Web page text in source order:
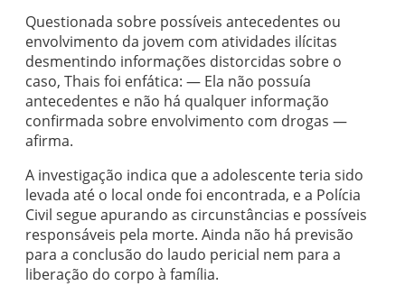
Questionada sobre possíveis antecedentes ou
envolvimento da jovem com atividades ilícitas
desmentindo informações distorcidas sobre o
caso, Thais foi enfática: — Ela não possuía
antecedentes e não há qualquer informação
confirmada sobre envolvimento com drogas —
afirma.
A investigação indica que a adolescente teria sido
levada até o local onde foi encontrada, e a Polícia
Civil segue apurando as circunstâncias e possíveis
responsáveis pela morte. Ainda não há previsão
para a conclusão do laudo pericial nem para a
liberação do corpo à família.